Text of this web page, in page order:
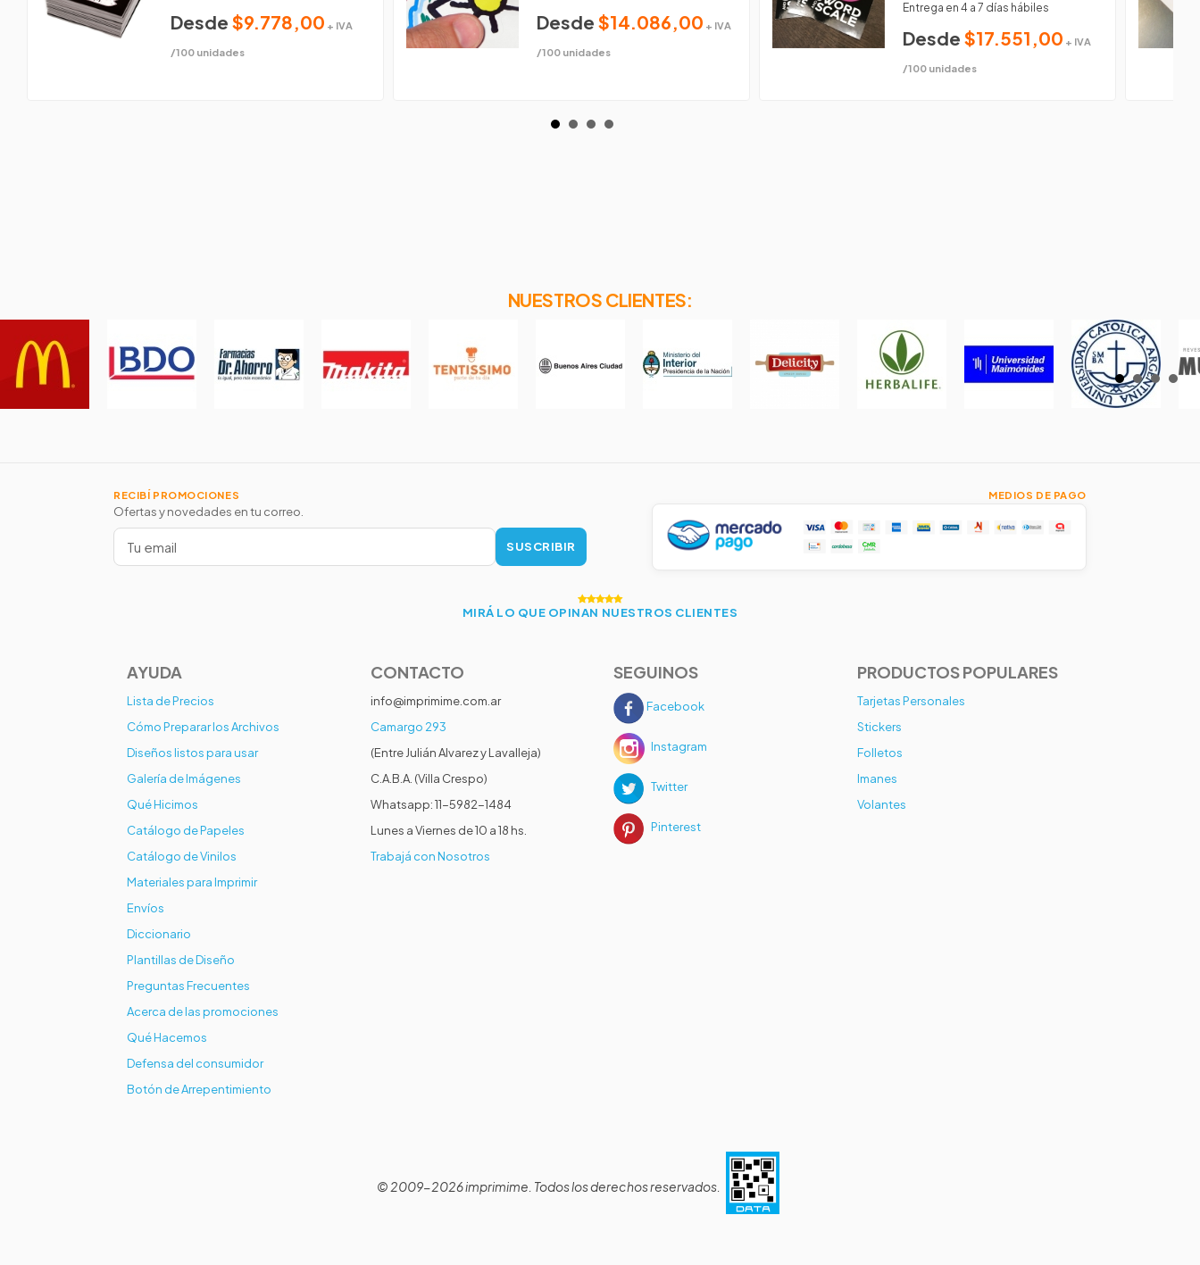
Desde $9.778,00 + IVA
/100 unidades
Desde $14.086,00 + IVA
/100 unidades
Entrega en 4 a 7 días hábiles
Desde $17.551,00 + IVA
/100 unidades
NUESTROS CLIENTES:
RECIBÍ PROMOCIONES
Ofertas y novedades en tu correo.
SUSCRIBIR
MEDIOS DE PAGO
MIRÁ LO QUE OPINAN NUESTROS CLIENTES
AYUDA
Lista de Precios
Cómo Preparar los Archivos
Diseños listos para usar
Galería de Imágenes
Qué Hicimos
Catálogo de Papeles
Catálogo de Vinilos
Materiales para Imprimir
Envíos
Diccionario
Plantillas de Diseño
Preguntas Frecuentes
Acerca de las promociones
Qué Hacemos
Defensa del consumidor
Botón de Arrepentimiento
CONTACTO
info@imprimime.com.ar
Camargo 293
(Entre Julián Alvarez y Lavalleja)
C.A.B.A. (Villa Crespo)
Whatsapp: 11-5982-1484
Lunes a Viernes de 10 a 18 hs.
Trabajá con Nosotros
SEGUINOS
Facebook
Instagram
Twitter
Pinterest
PRODUCTOS POPULARES
Tarjetas Personales
Stickers
Folletos
Imanes
Volantes
© 2009-2026 imprimime. Todos los derechos reservados.